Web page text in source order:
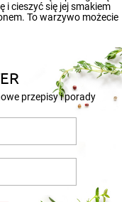
i cieszyć się jej smakiem
To warzywo możecie
przepisy i porady